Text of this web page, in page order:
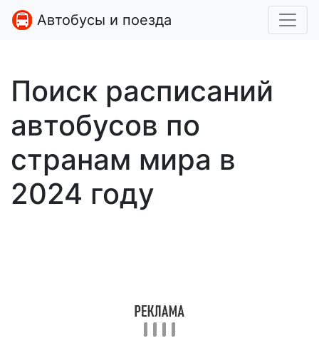
Автобусы и поезда
Поиск расписаний
автобусов по
странам мира в
2024 году